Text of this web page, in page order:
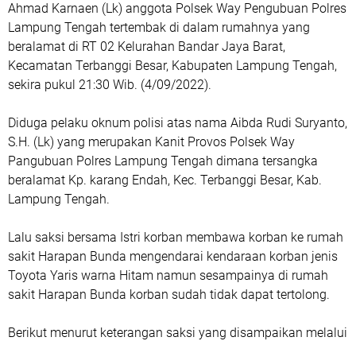
Ahmad Karnaen (Lk) anggota Polsek Way Pengubuan Polres
Lampung Tengah tertembak di dalam rumahnya yang
beralamat di RT 02 Kelurahan Bandar Jaya Barat,
Kecamatan Terbanggi Besar, Kabupaten Lampung Tengah,
sekira pukul 21:30 Wib. (4/09/2022).
Diduga pelaku oknum polisi atas nama Aibda Rudi Suryanto,
S.H. (Lk) yang merupakan Kanit Provos Polsek Way
Pangubuan Polres Lampung Tengah dimana tersangka
beralamat Kp. karang Endah, Kec. Terbanggi Besar, Kab.
Lampung Tengah.
Lalu saksi bersama Istri korban membawa korban ke rumah
sakit Harapan Bunda mengendarai kendaraan korban jenis
Toyota Yaris warna Hitam namun sesampainya di rumah
sakit Harapan Bunda korban sudah tidak dapat tertolong.
Berikut menurut keterangan saksi yang disampaikan melalui